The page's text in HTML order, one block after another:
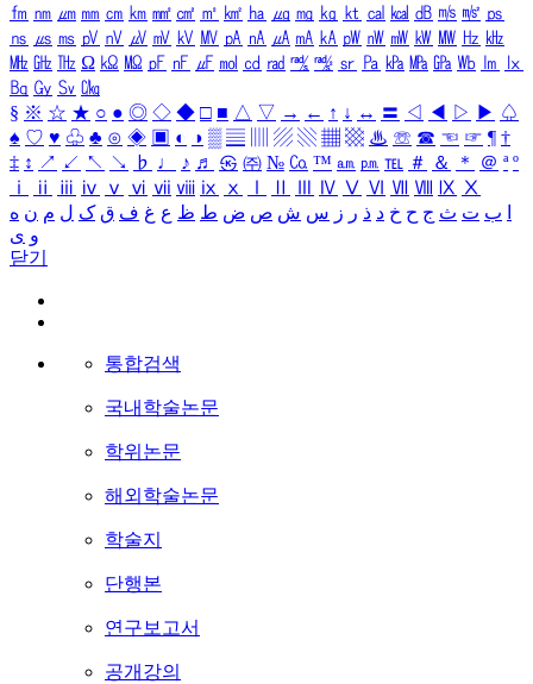
㎙ ㎚ ㎛ ㎜ ㎝ ㎞ ㎟ ㎠ ㎡ ㎢ ㏊ ㎍ ㎎ ㎏ ㏏ ㎈ ㎉ ㏈ ㎧ ㎨ ㎰
㎱ ㎲ ㎳ ㎴ ㎵ ㎶ ㎷ ㎸ ㎹ ㎀ ㎁ ㎂ ㎃ ㎄ ㎺ ㎻ ㎽ ㎾ ㎿ ㎐ ㎑
㎒ ㎓ ㎔ Ω ㏀ ㏁ ㎊ ㎋ ㎌ ㏖ ㏅ ㎭ ㎮ ㎯ ㏛ ㎩ ㎪ ㎫ ㎬ ㏝ ㏐
㏓
㏃ ㏉ ㏜ ㏆
§ ※ ☆ ★ ○ ● ◎ ◇ ◆ □ ■ △ ▽ → ← ↑ ↓ ↔ 〓 ◁ ◀ ▷ ▶ ♤
♠ ♡ ♥ ♧ ♣ ⊙ ◈ ▣ ◐ ◑ ▒ ▤ ▨ ▧ ▦ ▩ ♨ ☏ ☎ ☜ ☞ ¶ †
‡ ↕ ↗ ↙ ↖ ↘ ♭ ♩ ♪ ♬ ㉿ ㈜ № ㏇ ™ ㏂ ㏘ ℡ ＃ ＆ ＊ ＠ ª º
ⅰ
ⅱ ⅲ ⅳ ⅴ ⅵ ⅶ ⅷ ⅸ ⅹ Ⅳ Ⅴ Ⅵ Ⅶ Ⅷ Ⅸ Ⅹ
ب ت ث ج ح خ د ذ ر ز س ش ص ض ط ظ ع غ ف ق ک ل م ن ه
و ی
닫기
통합검색
국내학술논문
학위논문
해외학술논문
학술지
단행본
연구보고서
공개강의